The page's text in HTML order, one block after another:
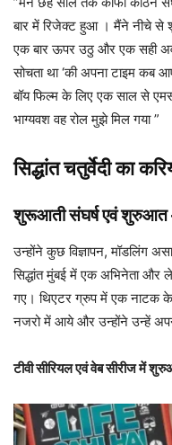
बार में रिजेक्ट हुआ । मैंने नीचे से
एक बार ऊपर उठु और एक सही
सोचता था ‘की अपना टाइम कब
बॉय फिल्म के लिए एक साल से
भाग्यवश वह रोल मुझे मिल गया ”
सिद्धांत चतुर्वेदी का
शुरूआती संघर्ष एवं शुरुआत
उन्होंने कुछ विज्ञापन, मॉडलिंग
सिद्धांत मुंबई में एक अभिनेता
गए। थिएटर ग्रुप में एक नाटक के
नजरो में आये और उन्होंने उन्हें अपने
टीवी सीरियल एवं वेब सीरीज में